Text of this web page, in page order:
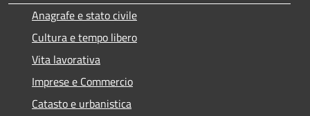
Anagrafe e stato civile
Cultura e tempo libero
Vita lavorativa
Imprese e Commercio
Catasto e urbanistica